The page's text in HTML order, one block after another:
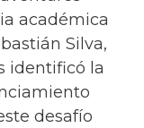
académica
Silva,
identificó la
desafío